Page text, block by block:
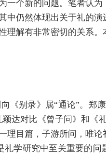
一个新的问题。笔者认
中仍然体现出关于礼的
解有非常密切的关系。
《别录》属“通论”。郑
达对比《曾子问》和《
理目篇，子游所问，唯
学研究中至关重要的问